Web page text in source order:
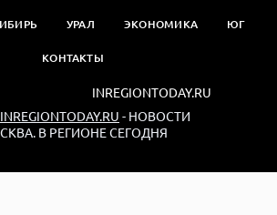
УРАЛ ЭКОНОМИКА ЮГ
КОНТАКТЫ
INREGIONTODAY.RU - НОВОСТИ
В РЕГИОНЕ СЕГОДНЯ